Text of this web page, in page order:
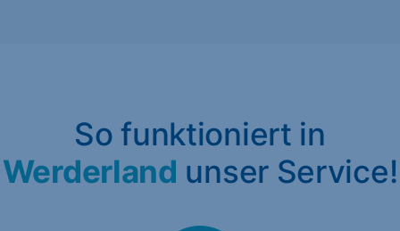
So funktioniert in
Werderland unser Service!